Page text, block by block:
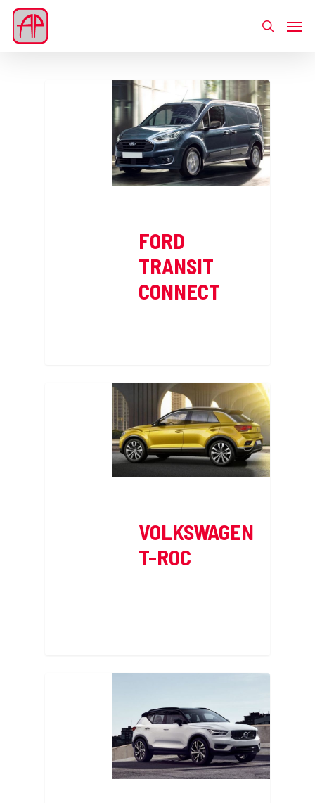
FORD
TRANSIT
CONNECT
VOLKSWAGEN
T-ROC